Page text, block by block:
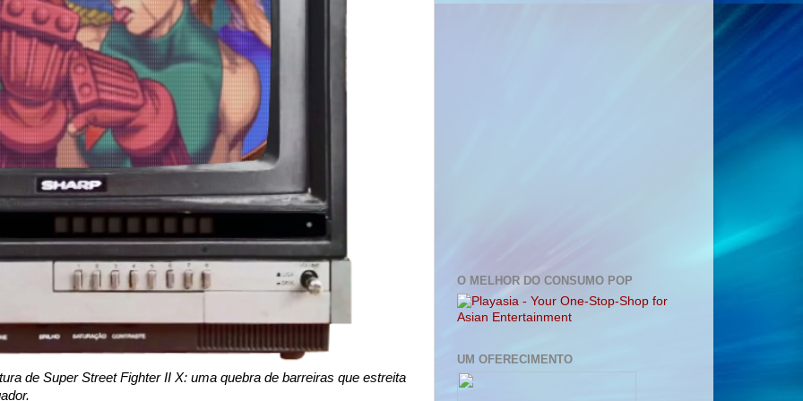
de Super Street Fighter II X: uma quebra de barreiras que estreita
O MELHOR DO CONSUMO POP
UM OFERECIMENTO